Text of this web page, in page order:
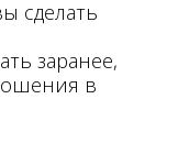
сделать
заранее,
в